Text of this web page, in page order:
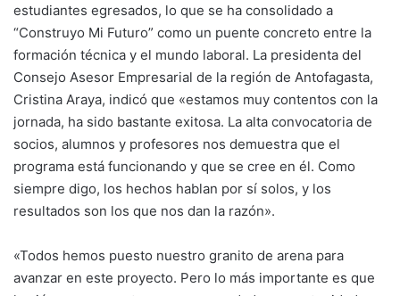
estudiantes egresados, lo que se ha consolidado a
“Construyo Mi Futuro” como un puente concreto entre la
formación técnica y el mundo laboral. La presidenta del
Consejo Asesor Empresarial de la región de Antofagasta,
Cristina Araya, indicó que «estamos muy contentos con la
jornada, ha sido bastante exitosa. La alta convocatoria de
socios, alumnos y profesores nos demuestra que el
programa está funcionando y que se cree en él. Como
siempre digo, los hechos hablan por sí solos, y los
resultados son los que nos dan la razón».
«Todos hemos puesto nuestro granito de arena para
avanzar en este proyecto. Pero lo más importante es que